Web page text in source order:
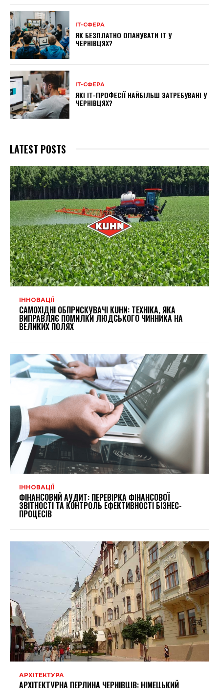
ІТ-СФЕРА
ЯК БЕЗПЛАТНО ОПАНУВАТИ ІТ У
ЧЕРНІВЦЯХ?
ІТ-СФЕРА
ЯКІ ІТ-ПРОФЕСІЇ НАЙБІЛЬШ ЗАТРЕБУВАНІ У
ЧЕРНІВЦЯХ?
LATEST POSTS
ІННОВАЦІЇ
САМОХІДНІ ОБПРИСКУВАЧІ KUHN: ТЕХНІКА, ЯКА
ВИПРАВЛЯЄ ПОМИЛКИ ЛЮДСЬКОГО ЧИННИКА НА
ВЕЛИКИХ ПОЛЯХ
ІННОВАЦІЇ
ФІНАНСОВИЙ АУДИТ: ПЕРЕВІРКА ФІНАНСОВОЇ
ЗВІТНОСТІ ТА КОНТРОЛЬ ЕФЕКТИВНОСТІ БІЗНЕС-
ПРОЦЕСІВ
АРХІТЕКТУРА
АРХІТЕКТУРНА ПЕРЛИНА ЧЕРНІВЦІВ: НІМЕЦЬКИЙ